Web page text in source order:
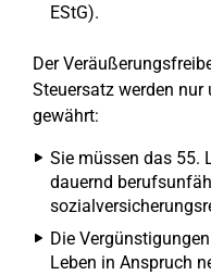
EStG).
Der
Steuersatz werden
gewährt:
Sie müssen das 55.
dauernd
Die
Leben in Anspruch